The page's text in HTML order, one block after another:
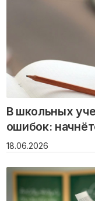
В школьных
ошибок:
18.06.2026